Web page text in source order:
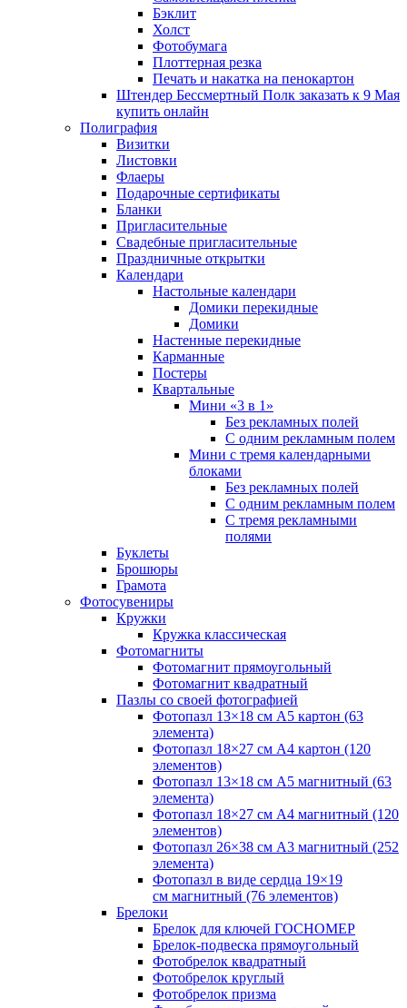
Бэклит
Холст
Фотобумага
Плоттерная резка
Печать и накатка на пенокартон
Штендер Бессмертный Полк заказать к 9 Мая
купить онлайн
Полиграфия
Визитки
Листовки
Флаеры
Подарочные сертификаты
Бланки
Пригласительные
Свадебные пригласительные
Праздничные открытки
Календари
Настольные календари
Домики перекидные
Домики
Настенные перекидные
Карманные
Постеры
Квартальные
Мини «3 в 1»
Без рекламных полей
С одним рекламным полем
Мини с тремя календарными
блоками
Без рекламных полей
С одним рекламным полем
С тремя рекламными
полями
Буклеты
Брошюры
Грамота
Фотосувениры
Кружки
Кружка классическая
Фотомагниты
Фотомагнит прямоугольный
Фотомагнит квадратный
Пазлы со своей фотографией
Фотопазл 13×18 см А5 картон (63
элемента)
Фотопазл 18×27 см А4 картон (120
элементов)
Фотопазл 13×18 см А5 магнитный (63
элемента)
Фотопазл 18×27 см А4 магнитный (120
элементов)
Фотопазл 26×38 см А3 магнитный (252
элемента)
Фотопазл в виде сердца 19×19
см магнитный (76 элементов)
Брелоки
Брелок для ключей ГОСНОМЕР
Брелок-подвеска прямоугольный
Фотобрелок квадратный
Фотобрелок круглый
Фотобрелок призма